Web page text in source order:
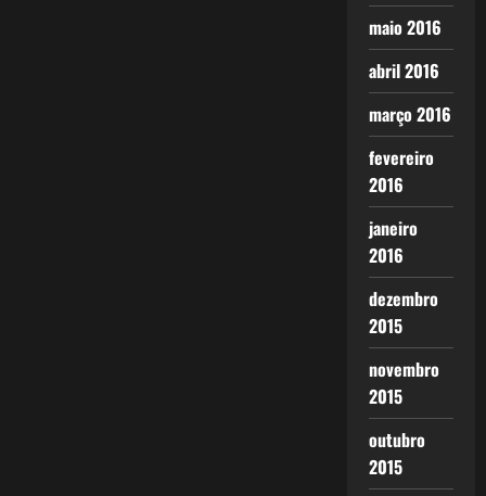
maio 2016
abril 2016
março 2016
fevereiro
2016
janeiro
2016
dezembro
2015
novembro
2015
outubro
2015